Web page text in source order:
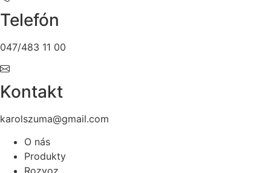
Telefón
047/483 11 00
Kontakt
karolszuma@gmail.com
O nás
Produkty